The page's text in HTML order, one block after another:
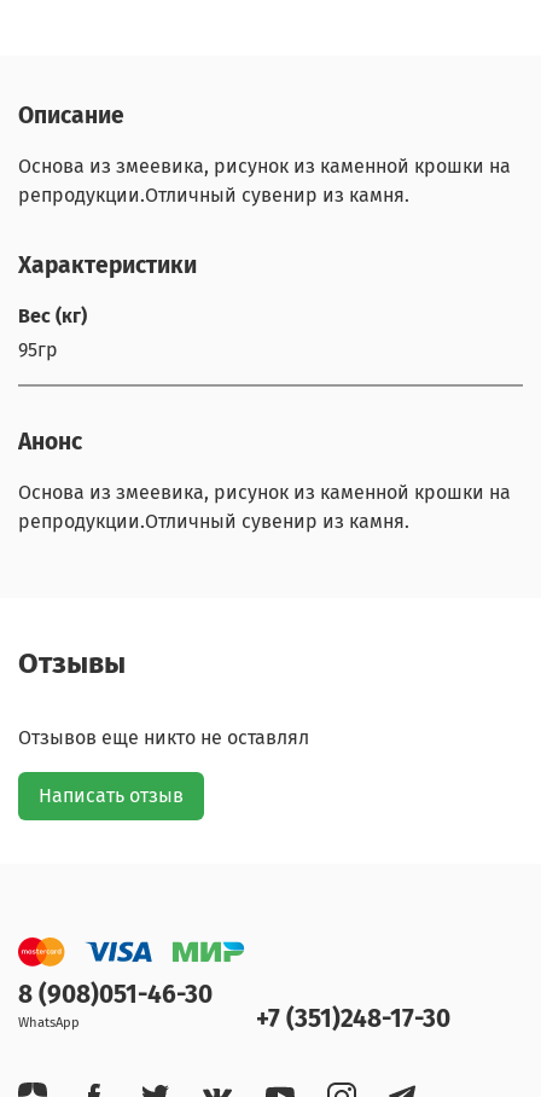
Описание
Основа из змеевика, рисунок из каменной крошки на
репродукции.Отличный сувенир из камня.
Характеристики
Вес (кг)
95гр
Анонс
Основа из змеевика, рисунок из каменной крошки на
репродукции.Отличный сувенир из камня.
Отзывы
Отзывов еще никто не оставлял
Написать отзыв
8 (908)051-46-30
WhatsApp +7 (351)248-17-30